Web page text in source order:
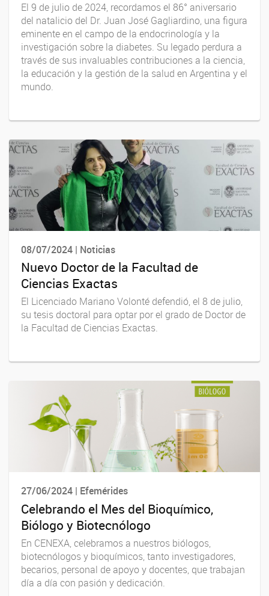
El 9 de julio de 2024, recordamos el 86° aniversario
del natalicio del Dr. Juan José Gagliardino, una figura
eminente en el campo de la endocrinología y la
investigación sobre la diabetes. Su legado perdura a
través de sus invaluables contribuciones a la ciencia,
la educación y la gestión de la salud en Argentina y el
mundo.
08/07/2024 | Noticias
Nuevo Doctor de la Facultad de
Ciencias Exactas
El Licenciado Mariano Volonté defendió, el 8 de julio,
su tesis doctoral para optar por el grado de Doctor de
la Facultad de Ciencias Exactas.
27/06/2024 | Efemérides
Celebrando el Mes del Bioquímico,
Biólogo y Biotecnólogo
En CENEXA, celebramos a nuestros biólogos,
biotecnólogos y bioquímicos, tanto investigadores,
becarios, personal de apoyo y docentes, que trabajan
día a día con pasión y dedicación.